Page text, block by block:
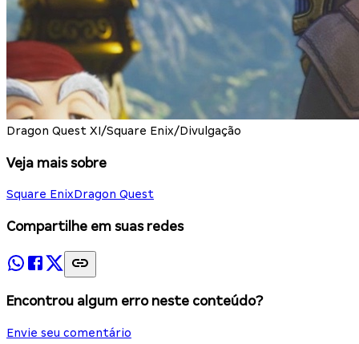
Dragon Quest XI/Square Enix/Divulgação
Veja mais sobre
Square EnixDragon Quest
Compartilhe em suas redes
Encontrou algum erro neste conteúdo?
Envie seu comentário